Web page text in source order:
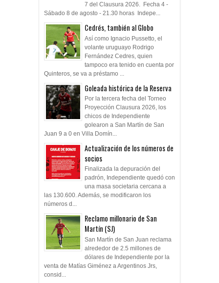
7 del Clausura 2026. Fecha 4 -
Sábado 8 de agosto - 21.30 horas Indepe...
Cedrés, también al Globo
Así como Ignacio Pussetto, el
volante uruguayo Rodrigo
Fernández Cedres, quien
tampoco era tenido en cuenta por
Quinteros, se va a préstamo ...
Goleada histórica de la Reserva
Por la tercera fecha del Torneo
Proyección Clausura 2026, los
chicos de Independiente
golearon a San Martín de San
Juan 9 a 0 en Villa Domín...
Actualización de los números de
socios
Finalizada la depuración del
padrón, Independiente quedó con
una masa societaria cercana a
las 130.600. Además, se modificaron los
números d...
Reclamo millonario de San
Martín (SJ)
San Martín de San Juan reclama
alrededor de 2.5 millones de
dólares de Independiente por la
venta de Matías Giménez a Argentinos Jrs,
consid...